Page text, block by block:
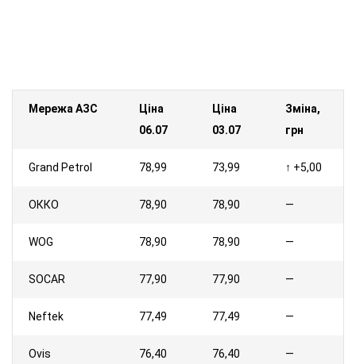
Мережа АЗС
Ціна
06.07
Ціна
03.07
Зміна,
грн
Grand Petrol 78,99 73,99 ↑ +5,00
ОККО 78,90 78,90 —
WOG 78,90 78,90 —
SOCAR 77,90 77,90 —
Neftek 77,49 77,49 —
Ovis 76,40 76,40 —